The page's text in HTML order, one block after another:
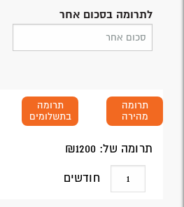
לתרומה בסכום אחר
תרומה
מהירה
תרומה
בתשלומים
תרומה של: ₪ 1200
חודשים